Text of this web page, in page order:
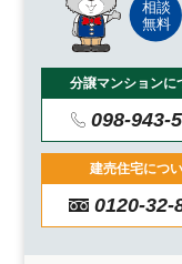
分譲マンションに
098-943-
建売住宅につ
0120-32-